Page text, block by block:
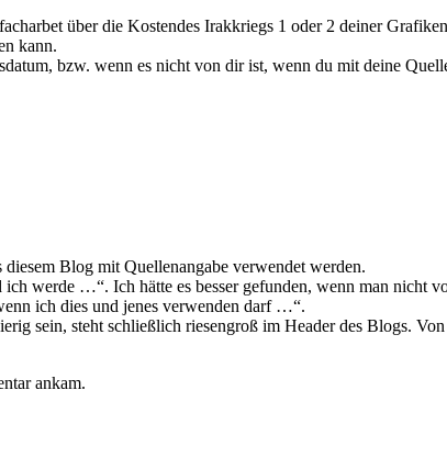
über die Kostendes Irakkriegs 1 oder 2 deiner
kann.
bzw. wenn es nicht von dir ist, wenn du mit deine
Blog mit Quellenangabe verwendet werden.
werde …“. Ich hätte es besser gefunden, wenn man nicht
ich dies und jenes verwenden darf …“.
sein, steht schließlich riesengroß im Header des Blogs.
ankam.